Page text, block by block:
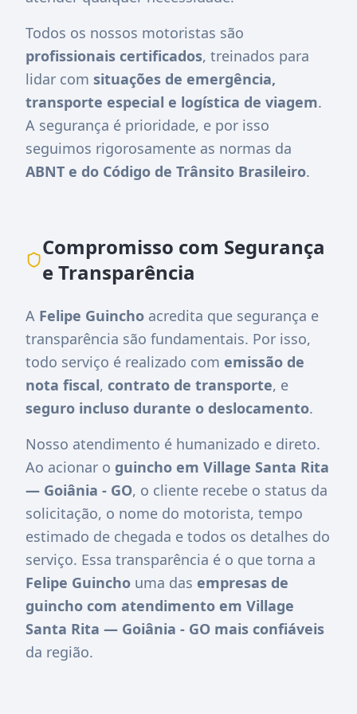
Todos os nossos motoristas são
profissionais certificados, treinados para
lidar com situações de emergência,
transporte especial e logística de viagem.
A segurança é prioridade, e por isso
seguimos rigorosamente as normas da
ABNT e do Código de Trânsito Brasileiro.
Compromisso com Segurança
e Transparência
A Felipe Guincho acredita que segurança e
transparência são fundamentais. Por isso,
todo serviço é realizado com emissão de
nota fiscal, contrato de transporte, e
seguro incluso durante o deslocamento.
Nosso atendimento é humanizado e direto.
Ao acionar o guincho em Village Santa Rita
— Goiânia - GO, o cliente recebe o status da
solicitação, o nome do motorista, tempo
estimado de chegada e todos os detalhes do
serviço. Essa transparência é o que torna a
Felipe Guincho uma das empresas de
guincho com atendimento em Village
Santa Rita — Goiânia - GO mais confiáveis
da região.